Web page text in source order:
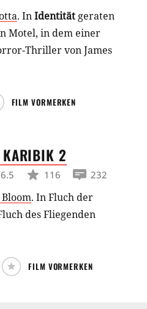
. InIdentität geraten
Motel, in dem einer
Thriller von James
FILM VORMERKEN
KARIBIK 2
6.5 116 232
. In Fluch der
des Fliegenden
FILM VORMERKEN